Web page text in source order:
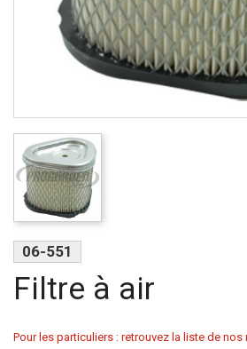
06-551
Filtre à air
Pour les particuliers : retrouvez la liste de nos